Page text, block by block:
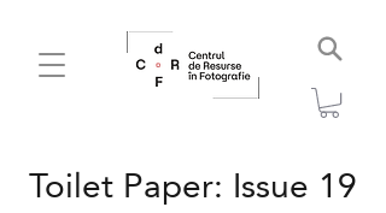
Toilet Paper: Issue 19